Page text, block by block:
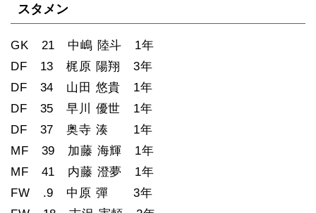
スタメン
GK 21 中嶋 陸斗 1年
DF 13 梶原 陽翔 3年
DF 34 山田 悠貴 1年
DF 35 早川 優世 1年
DF 37 奥寺 湊 1年
MF 39 加藤 海輝 1年
MF 41 内藤 澄夢 1年
FW .9 中原 彈 3年